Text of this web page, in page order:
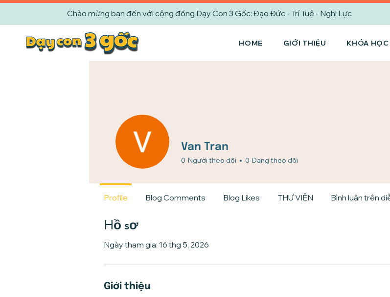
Chào mừng bạn đến với cộng đồng Dạy Con 3 Gốc: Đạo Đức - Trí Tuệ - Nghị Lực
HOME GIỚI THIỆU KHÓA HỌC
Hồ sơ
Ngày tham gia: 16 thg 5, 2026
Giới thiệu
Van Tran
0 Người theo dõi 0 Đang theo dõi
Profile Blog Comments Blog Likes THƯ VIỆN Bình luận trên